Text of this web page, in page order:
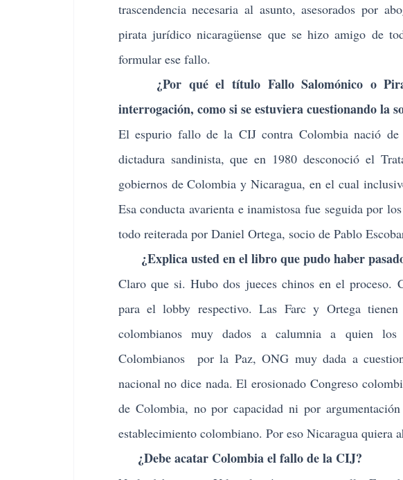
trascendencia necesaria al asunto, asesorados por
pirata jurídico nicaragüense que se hizo amigo de
formular ese fallo.
¿Por qué el título Fallo Salomónico o
interrogación, como si se estuviera cuestionando la
El espurio fallo de la CIJ contra Colombia nació
dictadura sandinista, que en 1980 desconoció el
gobiernos de Colombia y Nicaragua, en el cual
Esa conducta avarienta e inamistosa fue seguida por
todo reiterada por Daniel Ortega, socio de Pablo
¿Explica usted en el libro que pudo haber
Claro que si. Hubo dos jueces chinos en el proceso.
para el lobby respectivo. Las Farc y Ortega
colombianos muy dados a calumnia a quien los
Colombianos por la Paz, ONG muy dada a
nacional no dice nada. El erosionado Congreso
de Colombia, no por capacidad ni por
establecimiento colombiano. Por eso Nicaragua quiera
¿Debe acatar Colombia el fallo de la CIJ?